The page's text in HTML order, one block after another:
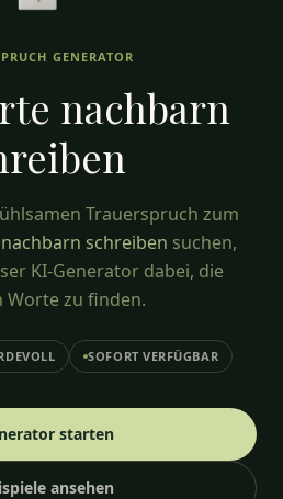
GENERATOR
nachbarn
Trauerspruch zum
schreiben suchen,
KI-Generator dabei, die
Worte zu finden.
SOFORT VERFÜGBAR
starten
ansehen